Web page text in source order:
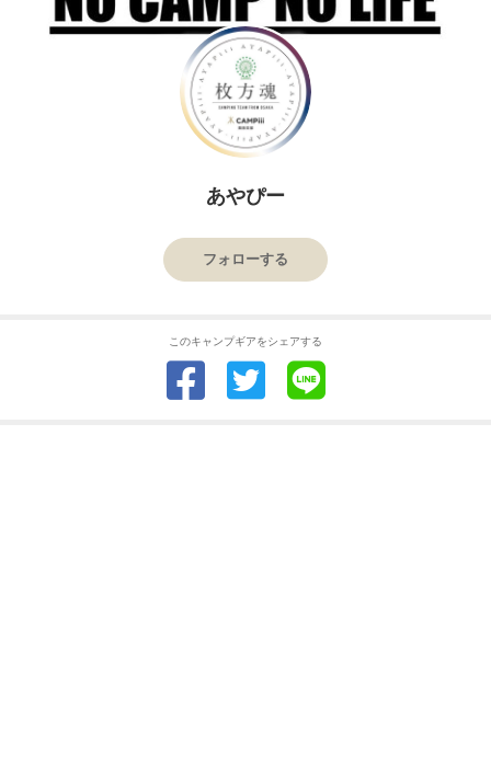
あやぴー
フォローする
このキャンプギアをシェアする